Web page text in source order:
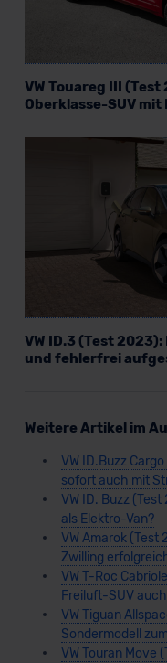
VW Touareg III
Oberklasse-SUV
VW ID.3 (Test
und fehlerfrei
Weitere Artikel im
VW ID.Buzz
sofort auch mit
VW ID. Buzz
als Elektro-Van?
VW Amarok (Test
Zwilling
VW T-Roc
Freiluft-SUV
VW Tiguan
Sondermodell
VW Touran Move